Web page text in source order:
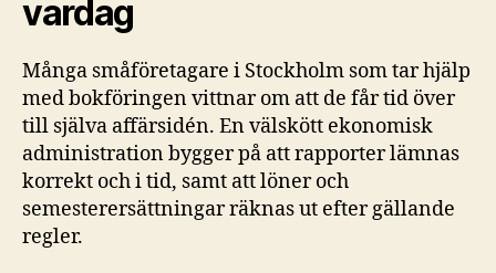
vardag
Många småföretagare i Stockholm som tar hjälp
med bokföringen vittnar om att de får tid över
till själva affärsidén. En välskött ekonomisk
administration bygger på att rapporter lämnas
korrekt och i tid, samt att löner och
semesterersättningar räknas ut efter gällande
regler.